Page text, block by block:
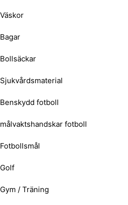
Väskor
Bagar
Bollsäckar
Sjukvårdsmaterial
Benskydd fotboll
målvaktshandskar fotboll
Fotbollsmål
Golf
Gym / Träning